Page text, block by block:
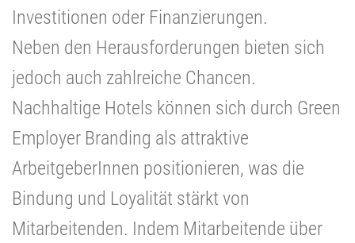
Investitionen oder Finanzierungen.
Neben den Herausforderungen bieten sich
jedoch auch zahlreiche Chancen.
Nachhaltige Hotels können sich durch Green
Employer Branding als attraktive
ArbeitgeberInnen positionieren, was die
Bindung und Loyalität stärkt von
Mitarbeitenden. Indem Mitarbeitende über